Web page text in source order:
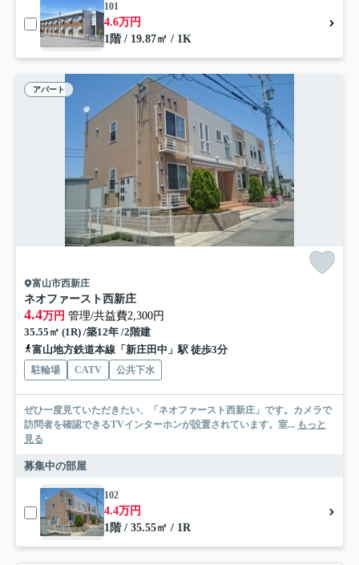
101
4.6万円
1階 / 19.87㎡ / 1K
アパート
富山市西新庄
ネオファースト西新庄
4.4万円 管理/共益費2,300円
35.55㎡ (1R) /築12年 /2階建
富山地方鉄道本線「新庄田中」駅 徒歩3分
駐輪場 CATV 公共下水
ぜひ一度見ていただきたい、「ネオファースト西新庄」です。カメラで
訪問者を確認できるTVインターホンが設置されています。室... もっと
見る
募集中の部屋
102
4.4万円
1階 / 35.55㎡ / 1R